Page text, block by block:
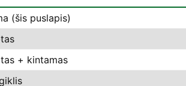
(šis puslapis)
+ kintamas